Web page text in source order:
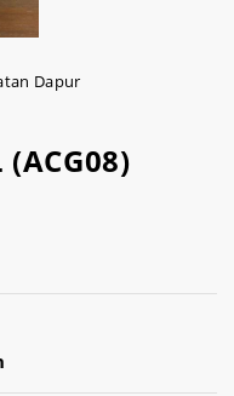
Dapur
(ACG08)